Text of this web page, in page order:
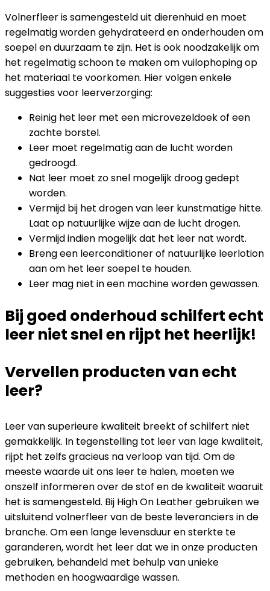
Volnerfleer is samengesteld uit dierenhuid en moet
regelmatig worden gehydrateerd en onderhouden om
soepel en duurzaam te zijn. Het is ook noodzakelijk om
het regelmatig schoon te maken om vuilophoping op
het materiaal te voorkomen. Hier volgen enkele
suggesties voor leerverzorging:
Reinig het leer met een microvezeldoek of een
zachte borstel.
Leer moet regelmatig aan de lucht worden
gedroogd.
Nat leer moet zo snel mogelijk droog gedept
worden.
Vermijd bij het drogen van leer kunstmatige hitte.
Laat op natuurlijke wijze aan de lucht drogen.
Vermijd indien mogelijk dat het leer nat wordt.
Breng een leerconditioner of natuurlijke leerlotion
aan om het leer soepel te houden.
Leer mag niet in een machine worden gewassen.
Bij goed onderhoud schilfert echt
leer niet snel en rijpt het heerlijk!
Vervellen producten van echt
leer?
Leer van superieure kwaliteit breekt of schilfert niet
gemakkelijk. In tegenstelling tot leer van lage kwaliteit,
rijpt het zelfs gracieus na verloop van tijd. Om de
meeste waarde uit ons leer te halen, moeten we
onszelf informeren over de stof en de kwaliteit waaruit
het is samengesteld. Bij High On Leather gebruiken we
uitsluitend volnerfleer van de beste leveranciers in de
branche. Om een ​​lange levensduur en sterkte te
garanderen, wordt het leer dat we in onze producten
gebruiken, behandeld met behulp van unieke
methoden en hoogwaardige wassen.